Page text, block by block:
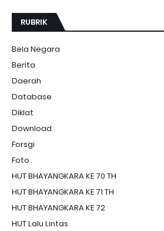
RUBRIK
Bela Negara
Berita
Daerah
Database
Diklat
Download
Forsgi
Foto
HUT BHAYANGKARA KE 70 TH
HUT BHAYANGKARA KE 71 TH
HUT BHAYANGKARA KE 72
HUT Lalu Lintas